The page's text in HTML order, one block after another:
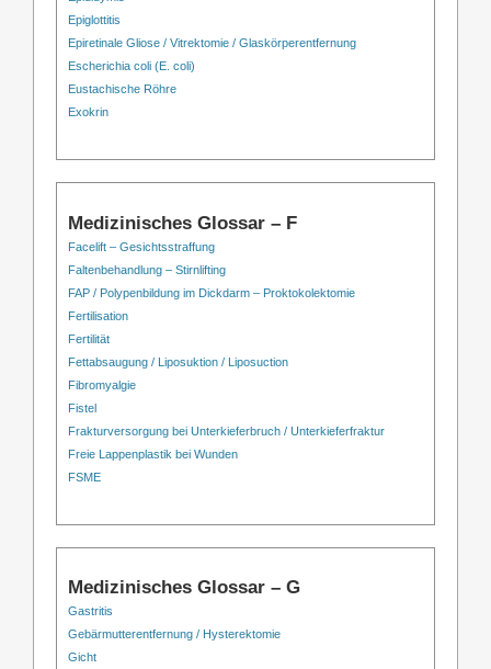
Epiglottitis
Epiretinale Gliose / Vitrektomie / Glaskörperentfernung
Escherichia coli (E. coli)
Eustachische Röhre
Exokrin
Medizinisches Glossar – F
Facelift – Gesichtsstraffung
Faltenbehandlung – Stirnlifting
FAP / Polypenbildung im Dickdarm – Proktokolektomie
Fertilisation
Fertilität
Fettabsaugung / Liposuktion / Liposuction
Fibromyalgie
Fistel
Frakturversorgung bei Unterkieferbruch / Unterkieferfraktur
Freie Lappenplastik bei Wunden
FSME
Medizinisches Glossar – G
Gastritis
Gebärmutterentfernung / Hysterektomie
Gicht